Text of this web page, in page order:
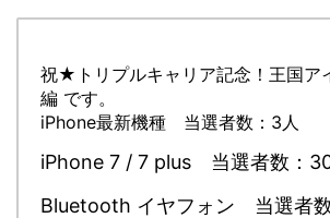
祝★トリプルキャリア記念！王国ア
編 です。
iPhone最新機種 当選者数：3人
iPhone 7 / 7 plus 当選者数：
Bluetooth イヤフォン 当選者